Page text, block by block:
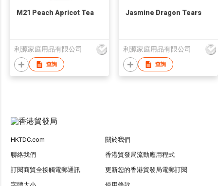
M21 Peach Apricot Tea
利源家庭用品有限公司
查詢
Jasmine Dragon Tears
利源家庭用品有限公司
查詢
HKTDC.com 關於我們
聯絡我們 香港貿發局流動應用程式
訂閱商貿全接觸電郵通訊 更新您的香港貿發局電郵訂閱